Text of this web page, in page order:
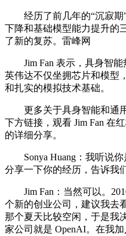
经历了前几年的“沉寂期”
下降和基础模型能力提升的
了新的复苏。雷峰网
Jim Fan 表示，具身智能
英伟达不仅坐拥芯片和模型
和扎实的模拟技术基础。
更多关于具身智能和通用
下方链接，观看 Jim Fan 在
的详细分享。
Sonya Huang：我听说你
分享一下你的经历，告诉我
Jim Fan：当然可以。
个新的创业公司，建议我去
那个夏天比较空闲，于是我
家公司就是 OpenAI。在我